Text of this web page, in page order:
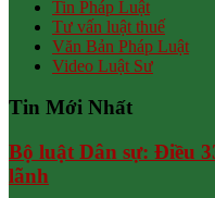
Tin Pháp Luật
Tư vấn luật thuế
Văn Bản Pháp Luật
Video Luật Sư
Tin Mới Nhất
Bộ luật Dân sự: Điều
lãnh